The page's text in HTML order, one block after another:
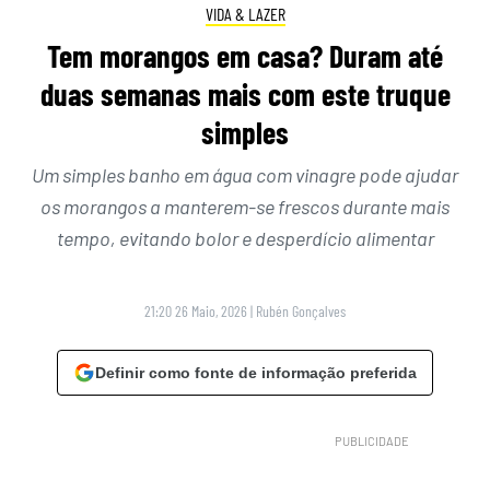
VIDA & LAZER
Tem morangos em casa? Duram até
duas semanas mais com este truque
simples
Um simples banho em água com vinagre pode ajudar
os morangos a manterem-se frescos durante mais
tempo, evitando bolor e desperdício alimentar
21:20 26 Maio, 2026 | Rubén Gonçalves
Definir como fonte de informação preferida